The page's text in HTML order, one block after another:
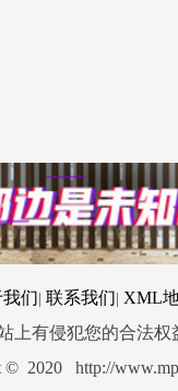
们 联系我们 XML
上有侵犯您的合法
© 2020 http://